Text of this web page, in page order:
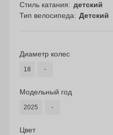
Стиль катания
детский
Тип велосипеда
Детский
Диаметр колес
18 -
Модельный год
2025 -
Цвет